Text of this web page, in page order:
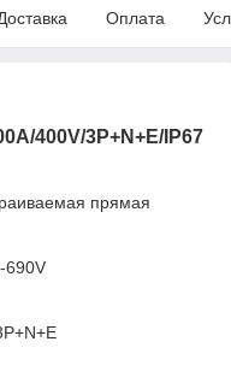
Оплата
400V/3P+N+E/IP67
прямая
690V